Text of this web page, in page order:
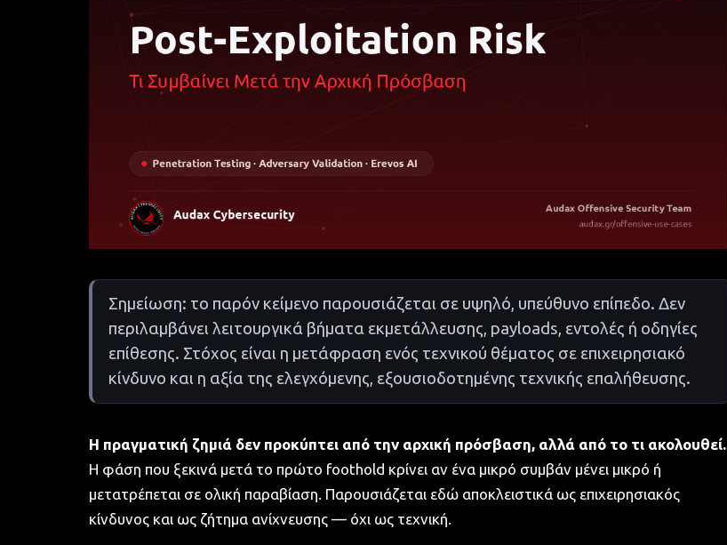
Σημείωση: το παρόν κείμενο παρουσιάζεται σε υψηλό, υπεύθυνο επίπεδο. Δεν
περιλαμβάνει λειτουργικά βήματα εκμετάλλευσης, payloads, εντολές ή οδηγίες
επίθεσης. Στόχος είναι η μετάφραση ενός τεχνικού θέματος σε επιχειρησιακό
κίνδυνο και η αξία της ελεγχόμενης, εξουσιοδοτημένης τεχνικής επαλήθευσης.
Η πραγματική ζημιά δεν προκύπτει από την αρχική πρόσβαση, αλλά από το τι ακολουθεί.
Η φάση που ξεκινά μετά το πρώτο foothold κρίνει αν ένα μικρό συμβάν μένει μικρό ή
μετατρέπεται σε ολική παραβίαση. Παρουσιάζεται εδώ αποκλειστικά ως επιχειρησιακός
κίνδυνος και ως ζήτημα ανίχνευσης — όχι ως τεχνική.